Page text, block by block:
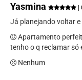
Yasmina |
Já planejando voltar
Apartamento
tenho o q reclamar só
Nenhum